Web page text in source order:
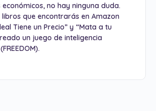
no hay ninguna duda.
que encontrarás en Amazon
Tiene un Precio” y “Mata a tu
un juego de inteligencia